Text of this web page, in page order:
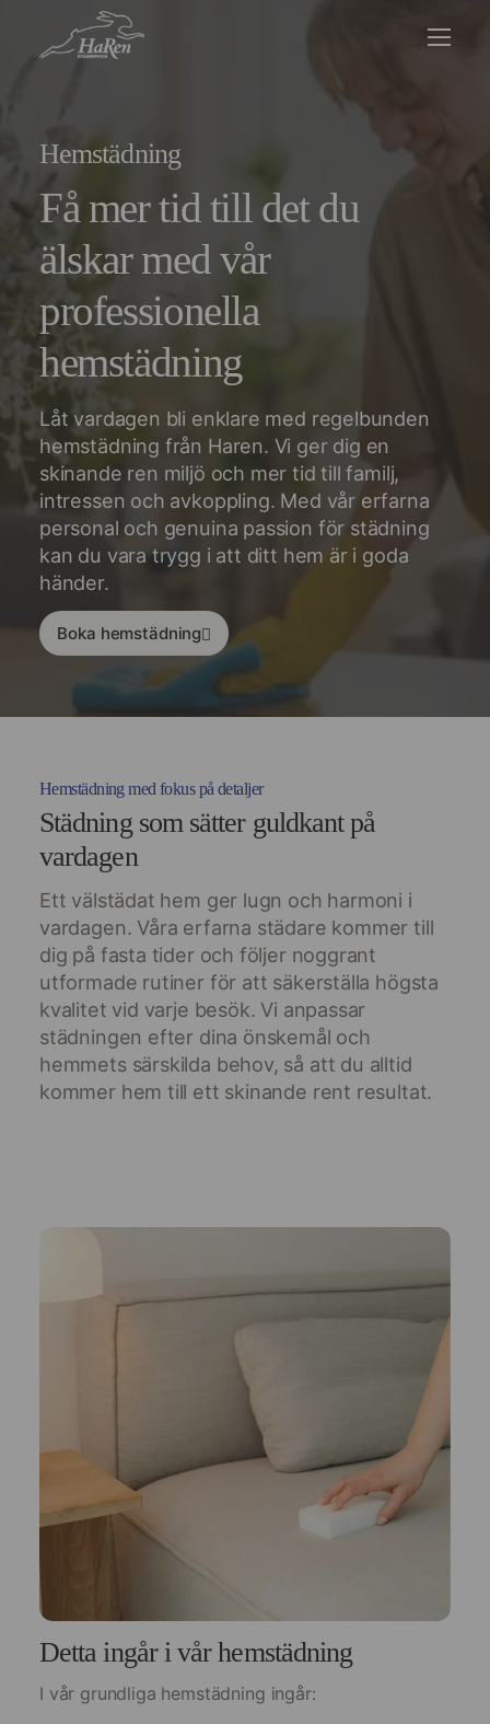
Hemstädning
Få mer tid till det du
älskar med vår
professionella
hemstädning
Låt vardagen bli enklare med regelbunden
hemstädning från Haren. Vi ger dig en
skinande ren miljö och mer tid till familj,
intressen och avkoppling. Med vår erfarna
personal och genuina passion för städning
kan du vara trygg i att ditt hem är i goda
händer.
Boka hemstädning
Hemstädning med fokus på detaljer
Städning som sätter guldkant på
vardagen
Ett välstädat hem ger lugn och harmoni i
vardagen. Våra erfarna städare kommer till
dig på fasta tider och följer noggrant
utformade rutiner för att säkerställa högsta
kvalitet vid varje besök. Vi anpassar
städningen efter dina önskemål och
hemmets särskilda behov, så att du alltid
kommer hem till ett skinande rent resultat.
Detta ingår i vår hemstädning
I vår grundliga hemstädning ingår: